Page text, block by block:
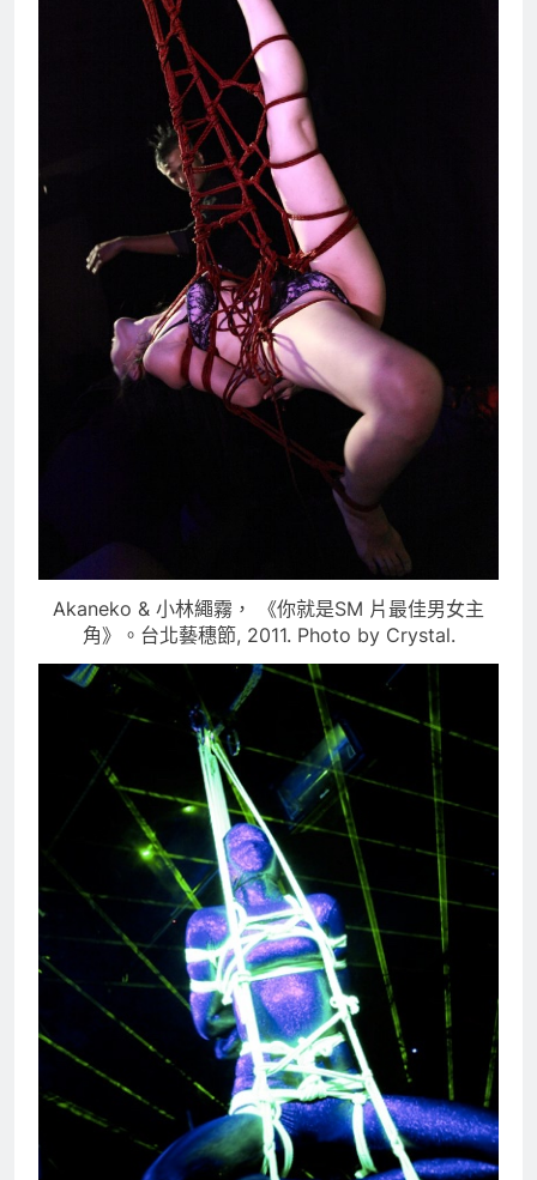
Akaneko & 小林繩霧， 《你就是SM 片最佳男女主
角》。台北藝穗節, 2011. Photo by Crystal.